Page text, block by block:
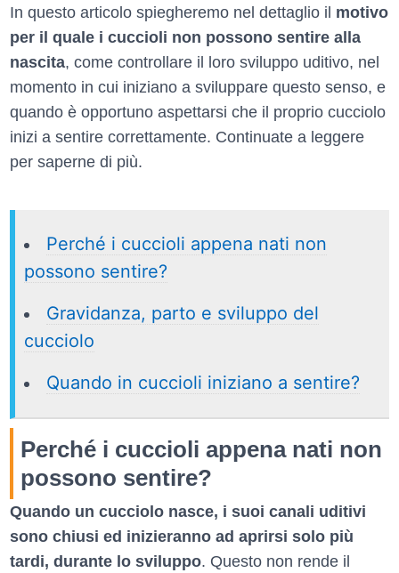
In questo articolo spiegheremo nel dettaglio il motivo
per il quale i cuccioli non possono sentire alla
nascita, come controllare il loro sviluppo uditivo, nel
momento in cui iniziano a sviluppare questo senso, e
quando è opportuno aspettarsi che il proprio cucciolo
inizi a sentire correttamente. Continuate a leggere
per saperne di più.
Perché i cuccioli appena nati non
possono sentire?
Gravidanza, parto e sviluppo del
cucciolo
Quando in cuccioli iniziano a sentire?
Perché i cuccioli appena nati non
possono sentire?
Quando un cucciolo nasce, i suoi canali uditivi
sono chiusi ed inizieranno ad aprirsi solo più
tardi, durante lo sviluppo. Questo non rende il